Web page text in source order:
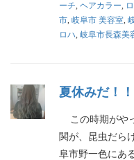
ーチ, ヘアカラー,
市, 岐阜市 美容室,
ロハ, 岐阜市長森美
夏休みだ！！
この時期がや
関が、昆虫だ
阜市野一色にあ